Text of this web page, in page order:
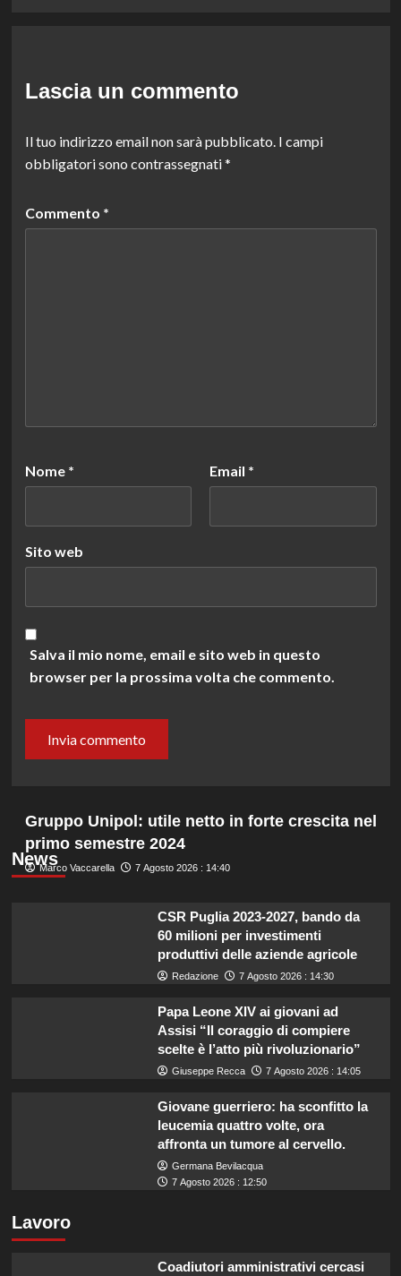
Lascia un commento
Il tuo indirizzo email non sarà pubblicato. I campi
obbligatori sono contrassegnati*
Commento *
Nome * Email *
Sito web
Salva il mio nome, email e sito web in questo
browser per la prossima volta che commento.
News
Gruppo Unipol: utile netto in forte crescita nel
primo semestre 2024
Marco Vaccarella 7 Agosto 2026 : 14:40
CSR Puglia 2023-2027, bando da
60 milioni per investimenti
produttivi delle aziende agricole
Redazione 7 Agosto 2026 : 14:30
Papa Leone XIV ai giovani ad
Assisi “Il coraggio di compiere
scelte è l’atto più rivoluzionario”
Giuseppe Recca 7 Agosto 2026 : 14:05
Giovane guerriero: ha sconfitto la
leucemia quattro volte, ora
affronta un tumore al cervello.
Germana Bevilacqua
7 Agosto 2026 : 12:50
Lavoro
Coadiutori amministrativi cercasi